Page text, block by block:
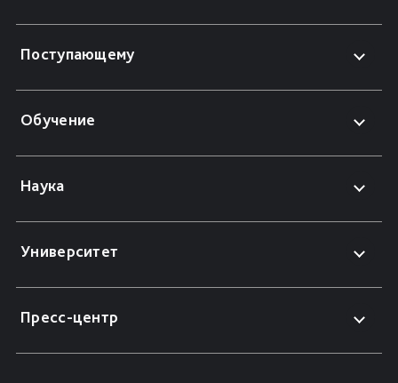
Поступающему
Обучение
Наука
Университет
Пресс-центр